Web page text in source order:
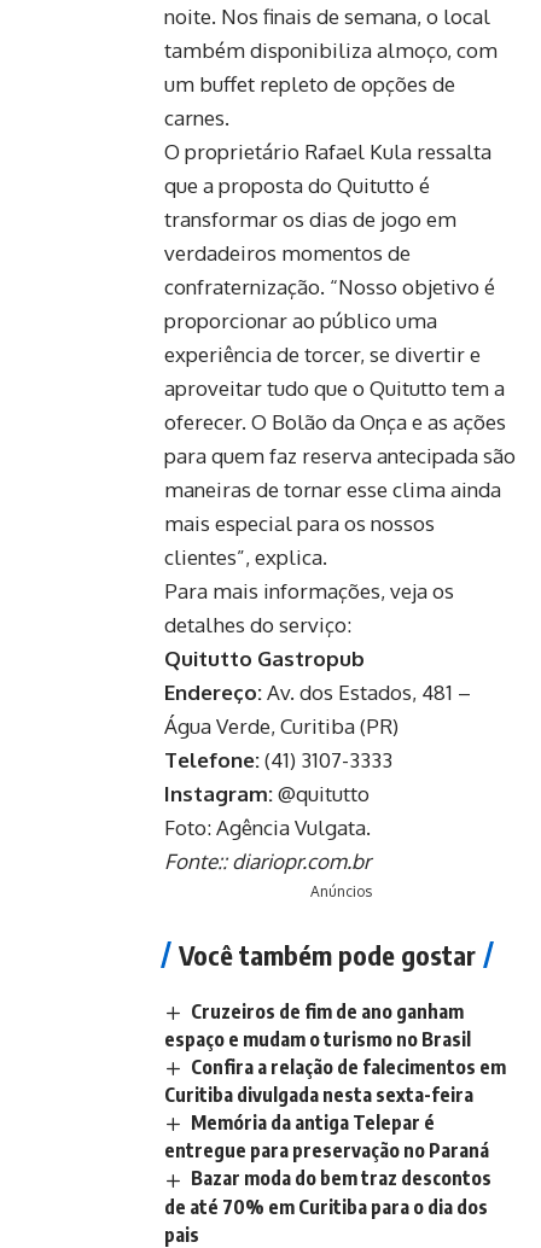
noite. Nos finais de semana, o local
também disponibiliza almoço, com
um buffet repleto de opções de
carnes.
O proprietário Rafael Kula ressalta
que a proposta do Quitutto é
transformar os dias de jogo em
verdadeiros momentos de
confraternização. “Nosso objetivo é
proporcionar ao público uma
experiência de torcer, se divertir e
aproveitar tudo que o Quitutto tem a
oferecer. O Bolão da Onça e as ações
para quem faz reserva antecipada são
maneiras de tornar esse clima ainda
mais especial para os nossos
clientes”, explica.
Para mais informações, veja os
detalhes do serviço:
Quitutto Gastropub
Endereço:Av. dos Estados, 481 –
Água Verde, Curitiba (PR)
Telefone:(41) 3107-3333
Instagram:@quitutto
Foto: Agência Vulgata.
Fonte::diariopr.com.br
Anúncios
Você também pode gostar
Cruzeiros de fim de ano ganham
espaço e mudam o turismo no Brasil
Confira a relação de falecimentos em
Curitiba divulgada nesta sexta-feira
Memória da antiga Telepar é
entregue para preservação no Paraná
Bazar moda do bem traz descontos
de até 70% em Curitiba para o dia dos
pais